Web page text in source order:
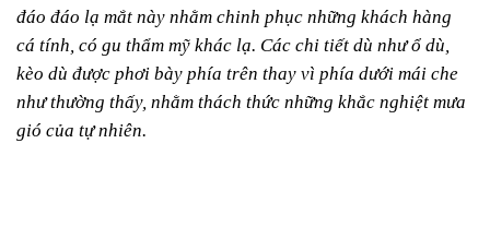
đáo đáo lạ mắt này nhằm chinh phục những khách hàng
cá tính, có gu thẩm mỹ khác lạ. Các chi tiết dù như ổ dù,
kèo dù được phơi bày phía trên thay vì phía dưới mái che
như thường thấy, nhằm thách thức những khắc nghiệt mưa
gió của tự nhiên.